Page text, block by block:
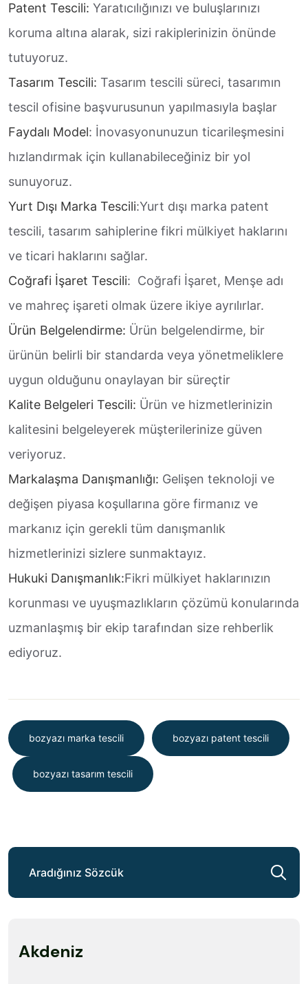
Patent Tescili: Yaratıcılığınızı ve buluşlarınızı
koruma altına alarak, sizi rakiplerinizin önünde
tutuyoruz.
Tasarım Tescili: Tasarım tescili süreci, tasarımın
tescil ofisine başvurusunun yapılmasıyla başlar
Faydalı Model: İnovasyonunuzun ticarileşmesini
hızlandırmak için kullanabileceğiniz bir yol
sunuyoruz.
Yurt Dışı Marka Tescili:Yurt dışı marka patent
tescili, tasarım sahiplerine fikri mülkiyet haklarını
ve ticari haklarını sağlar.
Coğrafi İşaret Tescili: Coğrafi İşaret, Menşe adı
ve mahreç işareti olmak üzere ikiye ayrılırlar.
Ürün Belgelendirme: Ürün belgelendirme, bir
ürünün belirli bir standarda veya yönetmeliklere
uygun olduğunu onaylayan bir süreçtir
Kalite Belgeleri Tescili: Ürün ve hizmetlerinizin
kalitesini belgeleyerek müşterilerinize güven
veriyoruz.
Markalaşma Danışmanlığı: Gelişen teknoloji ve
değişen piyasa koşullarına göre firmanız ve
markanız için gerekli tüm danışmanlık
hizmetlerinizi sizlere sunmaktayız.
Hukuki Danışmanlık:Fikri mülkiyet haklarınızın
korunması ve uyuşmazlıkların çözümü konularında
uzmanlaşmış bir ekip tarafından size rehberlik
ediyoruz.
bozyazı marka tescili bozyazı patent tescili
bozyazı tasarım tescili
Akdeniz